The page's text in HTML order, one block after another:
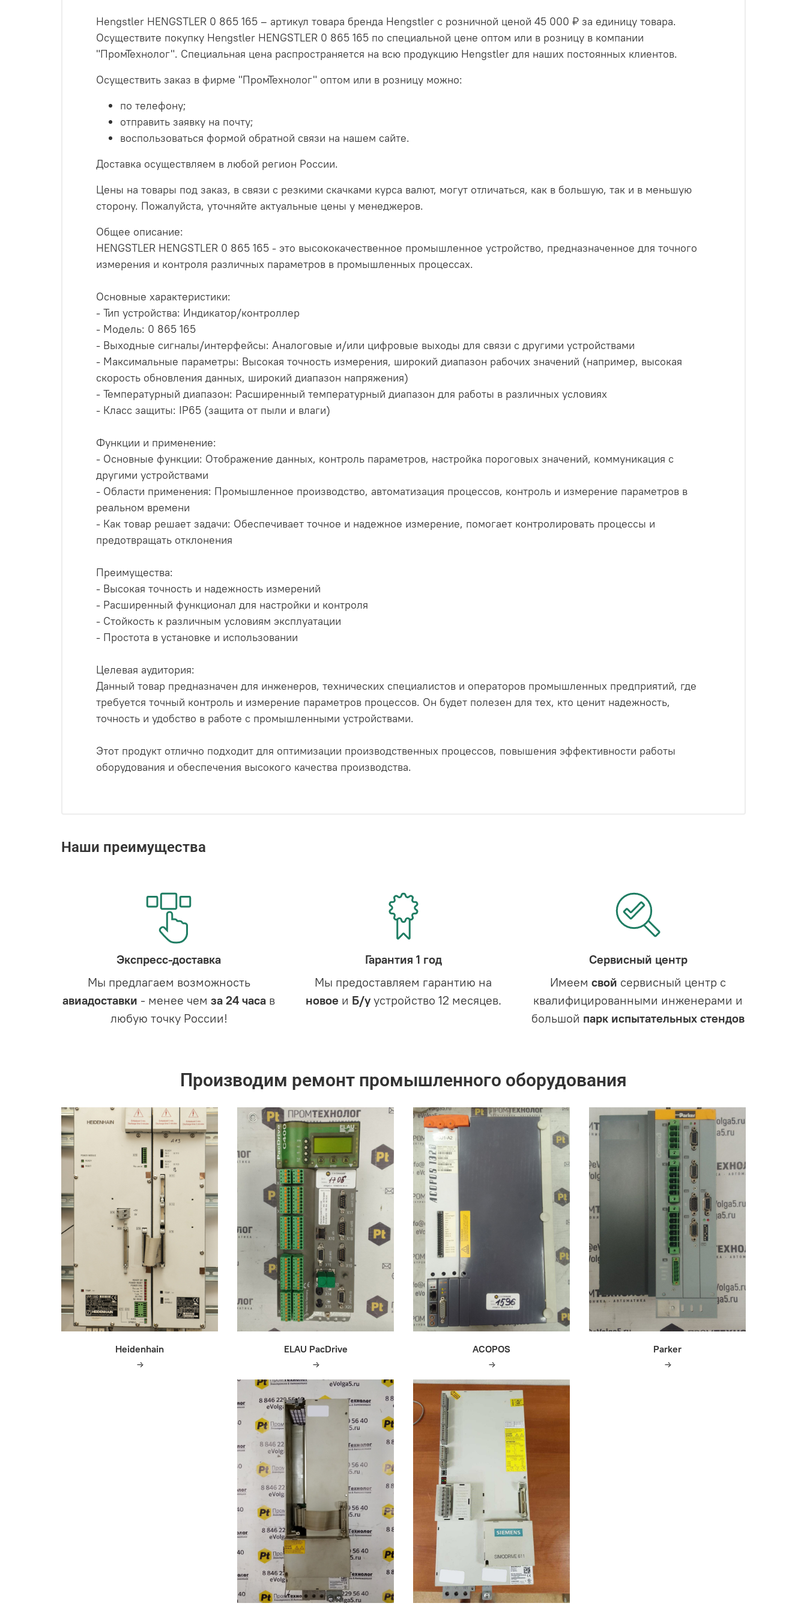
Hengstler HENGSTLER 0 865 165 – артикул товара бренда Hengstler с розничной ценой 45 000 ₽ за единицу товара.
Осуществите покупку Hengstler HENGSTLER 0 865 165 по специальной цене оптом или в розницу в компании
"ПромТехнолог". Специальная цена распространяется на всю продукцию Hengstler для наших постоянных клиентов.
Осуществить заказ в фирме "ПромТехнолог" оптом или в розницу можно:
по телефону;
отправить заявку на почту;
воспользоваться формой обратной связи на нашем сайте.
Доставка осуществляем в любой регион России.
Цены на товары под заказ, в связи с резкими скачками курса валют, могут отличаться, как в большую, так и в меньшую
сторону. Пожалуйста, уточняйте актуальные цены у менеджеров.
Общее описание:
HENGSTLER HENGSTLER 0 865 165 - это высококачественное промышленное устройство, предназначенное для точного
измерения и контроля различных параметров в промышленных процессах.
Основные характеристики:
- Тип устройства: Индикатор/контроллер
- Модель: 0 865 165
- Выходные сигналы/интерфейсы: Аналоговые и/или цифровые выходы для связи с другими устройствами
- Максимальные параметры: Высокая точность измерения, широкий диапазон рабочих значений (например, высокая
скорость обновления данных, широкий диапазон напряжения)
- Температурный диапазон: Расширенный температурный диапазон для работы в различных условиях
- Класс защиты: IP65 (защита от пыли и влаги)
Функции и применение:
- Основные функции: Отображение данных, контроль параметров, настройка пороговых значений, коммуникация с
другими устройствами
- Области применения: Промышленное производство, автоматизация процессов, контроль и измерение параметров в
реальном времени
- Как товар решает задачи: Обеспечивает точное и надежное измерение, помогает контролировать процессы и
предотвращать отклонения
Преимущества:
- Высокая точность и надежность измерений
- Расширенный функционал для настройки и контроля
- Стойкость к различным условиям эксплуатации
- Простота в установке и использовании
Целевая аудитория:
Данный товар предназначен для инженеров, технических специалистов и операторов промышленных предприятий, где
требуется точный контроль и измерение параметров процессов. Он будет полезен для тех, кто ценит надежность,
точность и удобство в работе с промышленными устройствами.
Этот продукт отлично подходит для оптимизации производственных процессов, повышения эффективности работы
оборудования и обеспечения высокого качества производства.
Наши преимущества
Экспресс-доставка
Мы предлагаем возможность
авиадоставки - менее чемза 24 часа в
любую точку России!
Гарантия 1 год
Мы предоставляем гарантию на
новое и Б/уустройство 12 месяцев.
Сервисный центр
Имеемсвой сервисный центр с
квалифицированными инженерами и
большой парк испытательных стендов
Производим ремонт промышленного оборудования
Heidenhain ELAU PacDrive ACOPOS Parker